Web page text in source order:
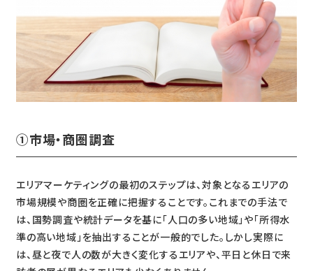
①市場・商圏調査
エリアマーケティングの最初のステップは、対象となるエリアの
市場規模や商圏を正確に把握することです。これまでの手法で
は、国勢調査や統計データを基に「人口の多い地域」や「所得水
準の高い地域」を抽出することが一般的でした。しかし実際に
は、昼と夜で人の数が大きく変化するエリアや、平日と休日で来